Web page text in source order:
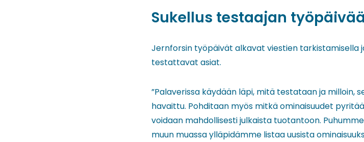
Sukellus testaajan
Jernforsin työpäivät alkavat viestien tarkistamisella
testattavat asiat.
”Palaverissa käydään läpi, mitä testataan ja milloin,
havaittu. Pohditaan myös mitkä ominaisuudet
voidaan mahdollisesti julkaista tuotantoon.
muun muassa ylläpidämme listaa uusista